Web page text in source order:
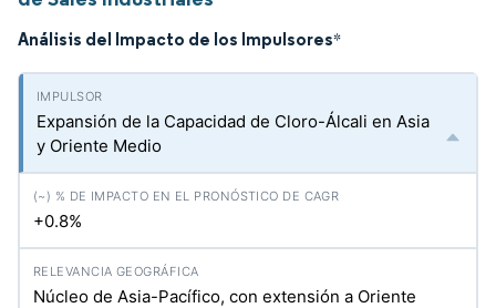
Análisis del Impacto de los Impulsores*
Expansión de la Capacidad de Cloro-Álcali en Asia
y Oriente Medio
+0.8%
Núcleo de Asia-Pacífico, con extensión a Oriente